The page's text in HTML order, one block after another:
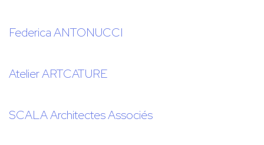
Federica ANTONUCCI
Atelier ARTCATURE
SCALA Architectes Associés